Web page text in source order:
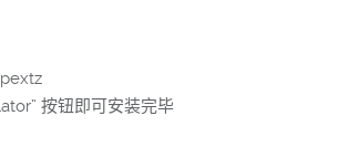
按钮即可安装完毕